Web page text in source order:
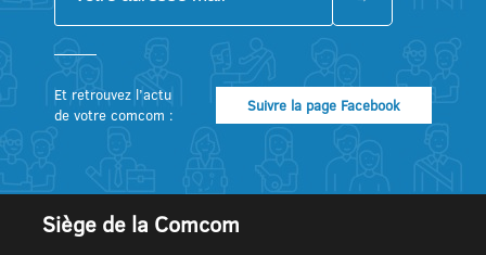
Et retrouvez l’actu
de votre comcom :
Suivre la page Facebook
Siège de la Comcom